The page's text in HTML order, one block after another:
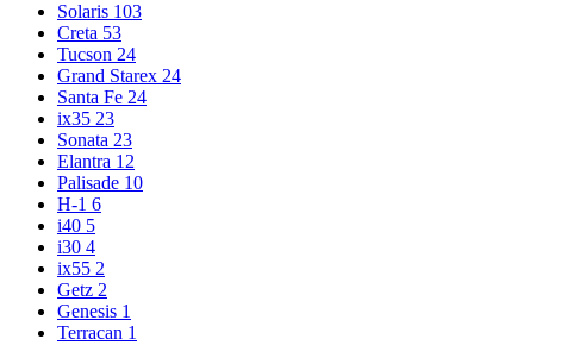
Solaris 103
Creta 53
Tucson 24
Grand Starex 24
Santa Fe 24
ix35 23
Sonata 23
Elantra 12
Palisade 10
H-1 6
i40 5
i30 4
ix55 2
Getz 2
Genesis 1
Terracan 1